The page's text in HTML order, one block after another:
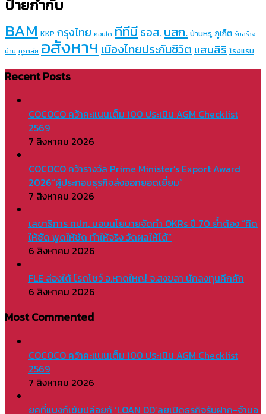
ป้ายกำกับ
BAM KKP กรุงไทย คอนโด ทีทีบีธอส. บสก. บ้านหรู ภูเก็ต รับสร้าง
บ้าน ศุภาลัย อสังหาฯเมืองไทยประกันชีวิต แสนสิริ โรงแรม
Recent Posts
COCOCO คว้าคะแนนเต็ม 100 ประเมิน AGM Checklist
2569
7 สิงหาคม 2026
COCOCO คว้ารางวัล Prime Minister’s Export Award
2026“ผู้ประกอบธุรกิจส่งออกยอดเยี่ยม”
7 สิงหาคม 2026
เลขาธิการ คปภ. มอบนโยบายจัดทำ OKRs ปี 70 ย้ำต้อง “คิด
ให้ชัด พูดให้ชัด ทำให้จริง วัดผลให้ได้”
6 สิงหาคม 2026
FLE ล่องใต้ โรดโชว์ อ.หาดใหญ่ จ.สงขลา นักลงทุนคึกคัก
6 สิงหาคม 2026
Most Commented
COCOCO คว้าคะแนนเต็ม 100 ประเมิน AGM Checklist
2569
7 สิงหาคม 2026
ยุคที่แบงก์เข้มปล่อยกู้ ‘LOAN DD’ลุยเปิดธุรกิจรับฝาก-จำนอ